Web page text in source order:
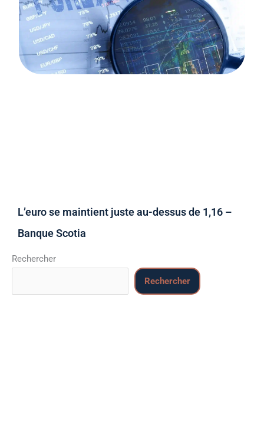
L’euro se maintient juste au-dessus de 1,16 –
Banque Scotia
Rechercher
Rechercher